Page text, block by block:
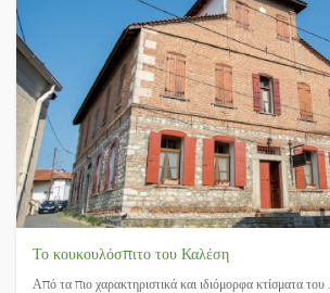
Το κουκουλόσπιτο του Καλέση
Από τα πιο χαρακτηριστικά και ιδιόμορφα κτίσματα του ...